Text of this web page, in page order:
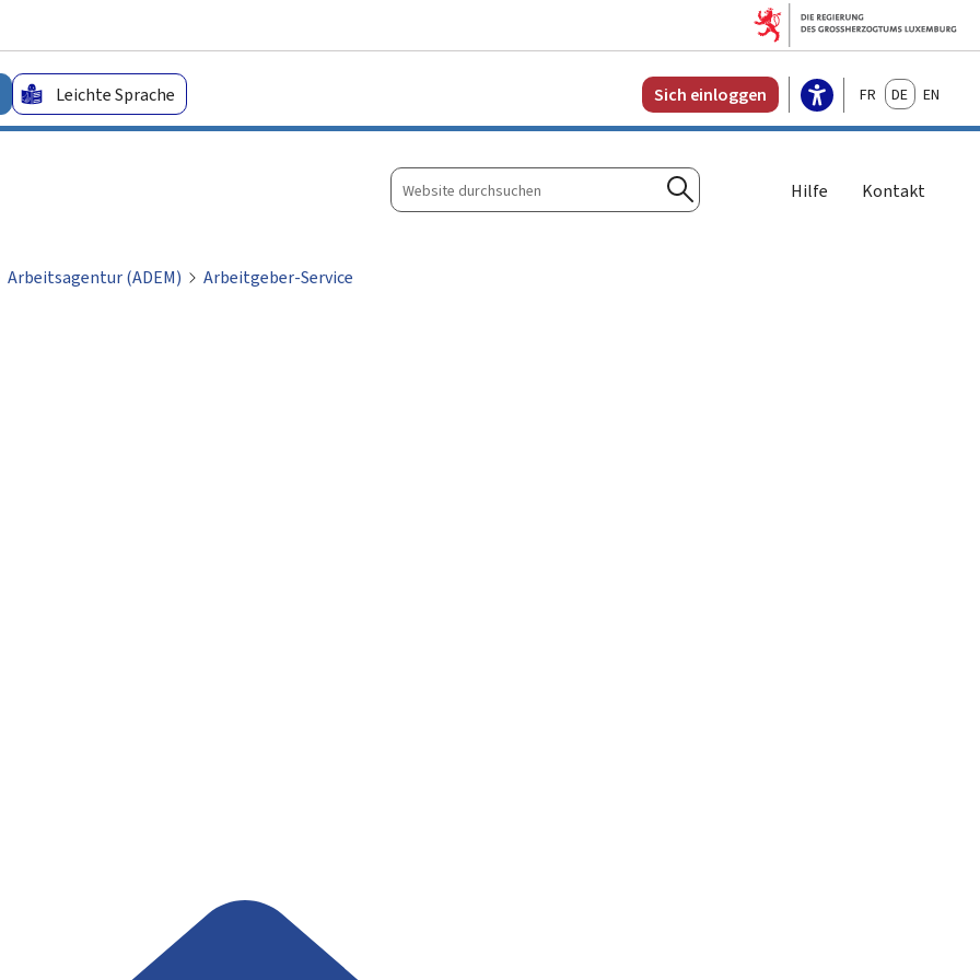
Leichte Sprache Sich einloggen FrançaisDeutschEnglish
Website
durchsuchen
Suchen
Hilfe Kontakt
Arbeitsagentur (ADEM) Arbeitgeber-Service